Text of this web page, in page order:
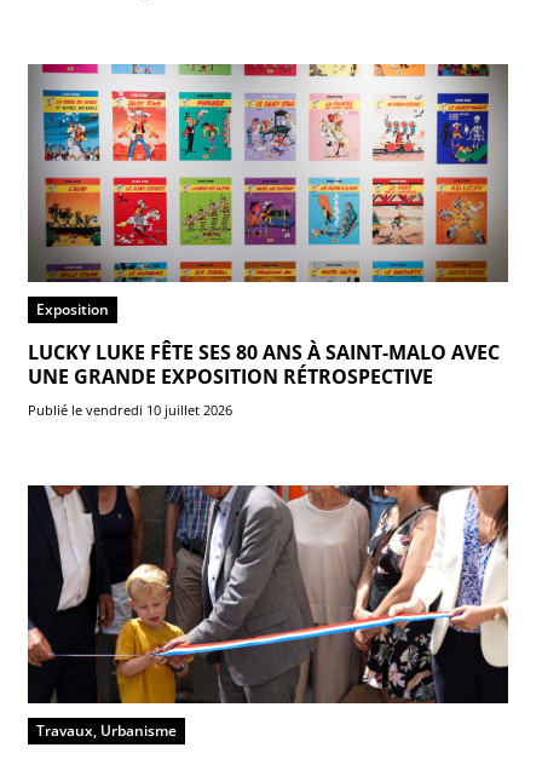
Exposition
LUCKY LUKE FÊTE SES 80 ANS À SAINT-MALO AVEC
UNE GRANDE EXPOSITION RÉTROSPECTIVE
Publié le vendredi 10 juillet 2026
Travaux, Urbanisme